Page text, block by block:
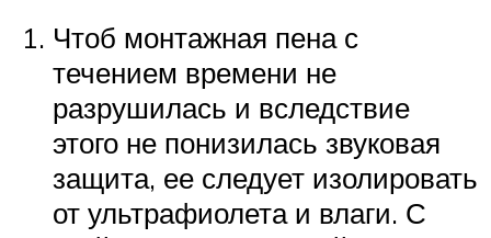
Чтоб монтажная пена с
течением времени не
разрушилась и вследствие
этого не понизилась звуковая
защита, ее следует изолировать
от ультрафиолета и влаги. С